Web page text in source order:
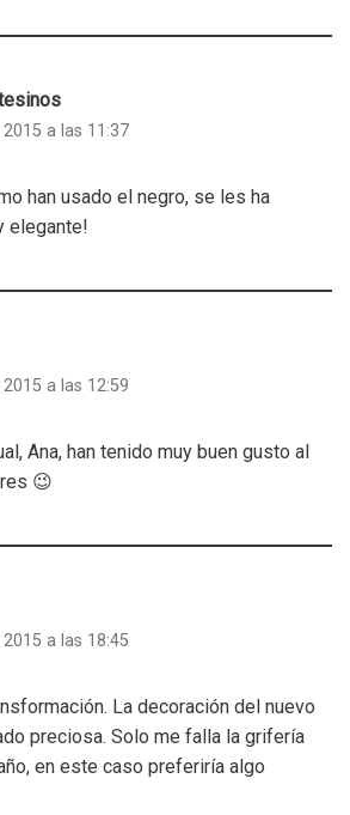
a las 11:37
han usado el negro, se les ha
elegante!
a las 12:59
Ana, han tenido muy buen gusto al
😉
a las 18:45
La decoración del nuevo
preciosa. Solo me falla la grifería
en este caso preferiría algo